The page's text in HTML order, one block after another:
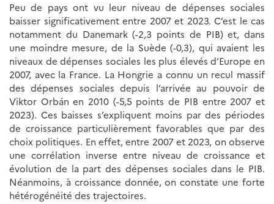
Peu de pays ont vu leur niveau de dépenses sociales
baisser significativement entre 2007 et 2023. C’est le cas
notamment du Danemark (-2,3 points de PIB) et, dans
une moindre mesure, de la Suède (-0,3), qui avaient les
niveaux de dépenses sociales les plus élevés d’Europe en
2007, avec la France. La Hongrie a connu un recul massif
des dépenses sociales depuis l’arrivée au pouvoir de
Viktor Orbán en 2010 (-5,5 points de PIB entre 2007 et
2023). Ces baisses s’expliquent moins par des périodes
de croissance particulièrement favorables que par des
choix politiques. En effet, entre 2007 et 2023, on observe
une corrélation inverse entre niveau de croissance et
évolution de la part des dépenses sociales dans le PIB.
Néanmoins, à croissance donnée, on constate une forte
hétérogénéité des trajectoires.